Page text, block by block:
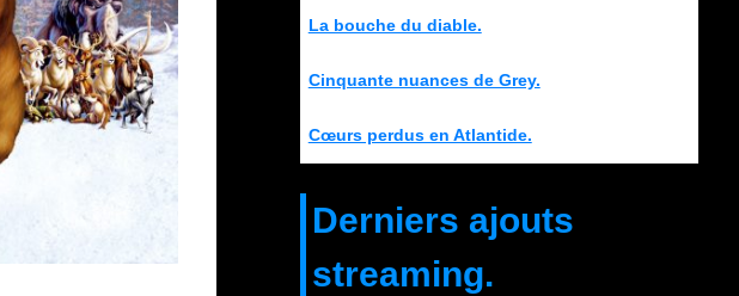
La bouche du diable.
Cinquante nuances de Grey.
Cœurs perdus en Atlantide.
Derniers ajouts
streaming.